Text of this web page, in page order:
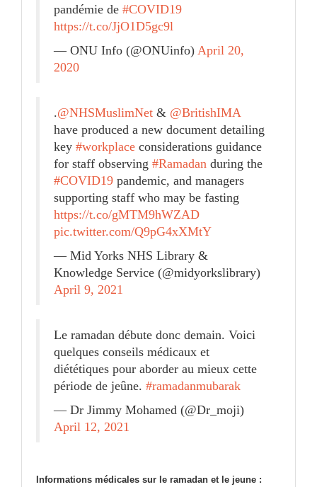
pandémie de #COVID19
https://t.co/JjO1D5gc9l
— ONU Info (@ONUinfo) April 20,
2020
.@NHSMuslimNet & @BritishIMA
have produced a new document detailing
key #workplace considerations guidance
for staff observing #Ramadan during the
#COVID19 pandemic, and managers
supporting staff who may be fasting
https://t.co/gMTM9hWZAD
pic.twitter.com/Q9pG4xXMtY
— Mid Yorks NHS Library &
Knowledge Service (@midyorkslibrary)
April 9, 2021
Le ramadan débute donc demain. Voici
quelques conseils médicaux et
diététiques pour aborder au mieux cette
période de jeûne. #ramadanmubarak
— Dr Jimmy Mohamed (@Dr_moji)
April 12, 2021
Informations médicales sur le ramadan et le jeune :